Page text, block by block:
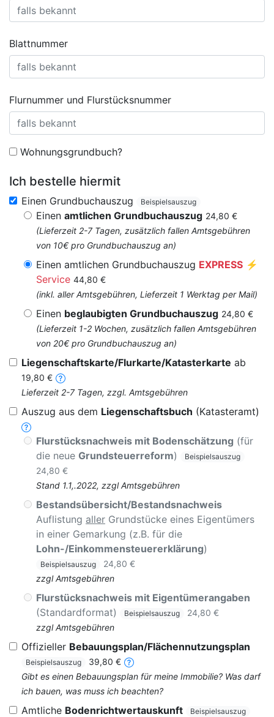
Blattnummer
Flurnummer und Flurstücksnummer
Wohnungsgrundbuch?
Ich bestelle hiermit
Einen Grundbuchauszug Beispielsauszug
Einen amtlichen Grundbuchauszug 24,80 €
(Lieferzeit 2-7 Tagen, zusätzlich fallen Amtsgebühren
von 10€ pro Grundbuchauszug an)
Einen amtlichen Grundbuchauszug EXPRESS ⚡
Service 44,80 €
(inkl. aller Amtsgebühren, Lieferzeit 1 Werktag per Mail)
Einen beglaubigten Grundbuchauszug 24,80 €
(Lieferzeit 1-2 Wochen, zusätzlich fallen Amtsgebühren
von 20€ pro Grundbuchauszug an)
Liegenschaftskarte/Flurkarte/Katasterkarte ab
19,80 €
Lieferzeit 2-7 Tagen, zzgl. Amtsgebühren
Auszug aus dem Liegenschaftsbuch (Katasteramt)
Flurstücksnachweis mit Bodenschätzung (für
die neue Grundsteuerreform) Beispielsauszug
24,80 €
Stand 1.1,.2022, zzgl Amtsgebühren
Bestandsübersicht/Bestandsnachweis
Auflistung aller Grundstücke eines Eigentümers
in einer Gemarkung (z.B. für die
Lohn-/Einkommensteuererklärung)
Beispielsauszug
24,80 €
zzgl Amtsgebühren
Flurstücksnachweis mit Eigentümerangaben
(Standardformat)
Beispielsauszug
24,80 €
zzgl Amtsgebühren
Offizieller Bebauungsplan/Flächennutzungsplan
Beispielsauszug
39,80 €
Gibt es einen Bebauungsplan für meine Immobilie? Was darf
ich bauen, was muss ich beachten?
Amtliche Bodenrichtwertauskunft Beispielsauszug